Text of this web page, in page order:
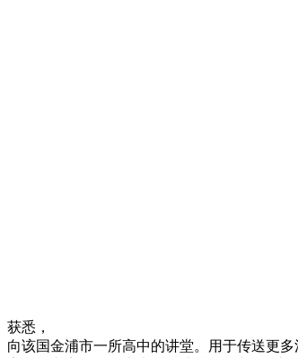
获悉，
向该国金浦市一所高中的讲堂。用于传送更